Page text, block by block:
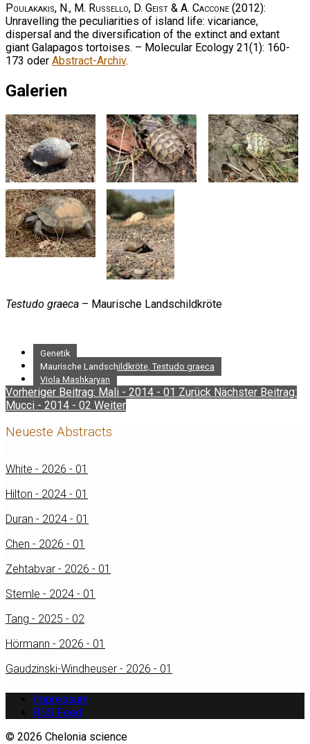
Poulakakis, N., M. Russello, D. Geist & A. Caccone (2012):
Unravelling the peculiarities of island life: vicariance,
dispersal and the diversification of the extinct and extant
giant Galapagos tortoises. – Molecular Ecology 21(1): 160-
173 oder Abstract-Archiv.
Galerien
Testudo graeca – Maurische Landschildkröte
Genetik
Maurische Landschildkröte, Testudo graeca
Viola Mashkaryan
Vorheriger Beitrag: Mali - 2014 - 01 Zurück Nächster Beitrag:
Mucci - 2014 - 02 Weiter
Neueste Abstracts
White - 2026 - 01
Hilton - 2024 - 01
Duran - 2024 - 01
Chen - 2026 - 01
Zehtabvar - 2026 - 01
Stemle - 2024 - 01
Tang - 2025 - 02
Hörmann - 2026 - 01
Gaudzinski-Windheuser - 2026 - 01
Impressum
RSS Feed
© 2026 Chelonia science